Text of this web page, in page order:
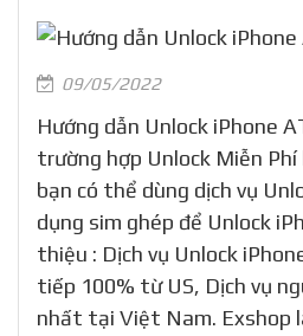
09/05/2022
Hướng dẫn Unlock iPhone
trường hợp Unlock Miễn
bạn có thể dùng dịch vụ
dụng sim ghép để Unlock
thiệu : Dịch vụ Unlock
tiếp 100% từ US, Dịch vụ
nhất tại Việt Nam. Exshop